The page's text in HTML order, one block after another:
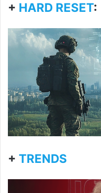
+ HARD RESET:
+ TRENDS